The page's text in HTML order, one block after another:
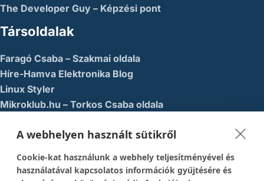
The Developer Guy – Képzési pont
Társoldalak
Faragó Csaba – Szakmai oldala
Híre-Hamva Elektronika Blog
Linux Styler
Mikroklub.hu – Torkos Csaba oldala
Közösségi Média
1337-es menedék – Youtube
A webhelyen használt sütikről
Cookie-kat használunk a webhely teljesítményével és
használatával kapcsolatos információk gyűjtésére és